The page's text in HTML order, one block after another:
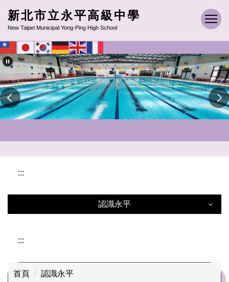
跳
到
主
要
內
容
區
新北市立永平高級中學
New Taipei Municipal Yong-Ping High School
:::
認識永平
校史沿革
:::
首頁 認識永平